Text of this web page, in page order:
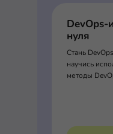
DevOps-
нуля
Стань
научись
методы